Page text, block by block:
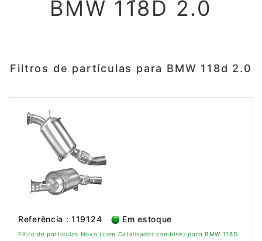
BMW 118D 2.0
Filtros de partículas para BMW 118d 2.0
Referência : 119124 Em estoque
Filtro de partículas Novo (com Catalisador combiné) para BMW 118D